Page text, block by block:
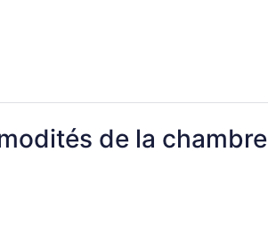
de la chambre